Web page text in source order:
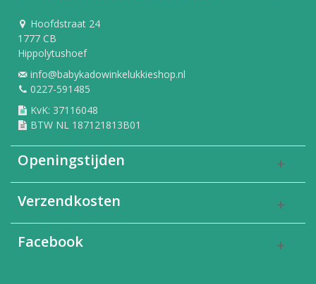
Hoofdstraat 24
1777 CB
Hippolytushoef
info@babykadowinkelukkieshop.nl
0227-591485
KvK: 37116048
BTW NL 187121813B01
Openingstijden
Verzendkosten
Facebook